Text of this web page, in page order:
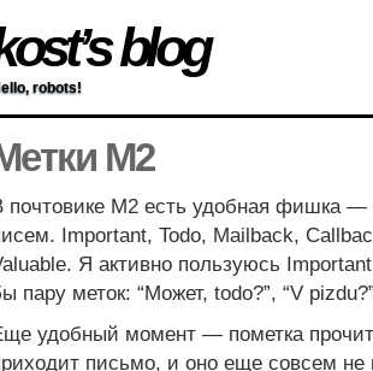
blog
robots!
M2
почтовике M2 есть удобная фишка —
Important, Todo, Mailback,
Я активно пользуюсь
пару меток: “Может, todo?”, “V
удобный момент — пометка
письмо, и оно еще совсем не